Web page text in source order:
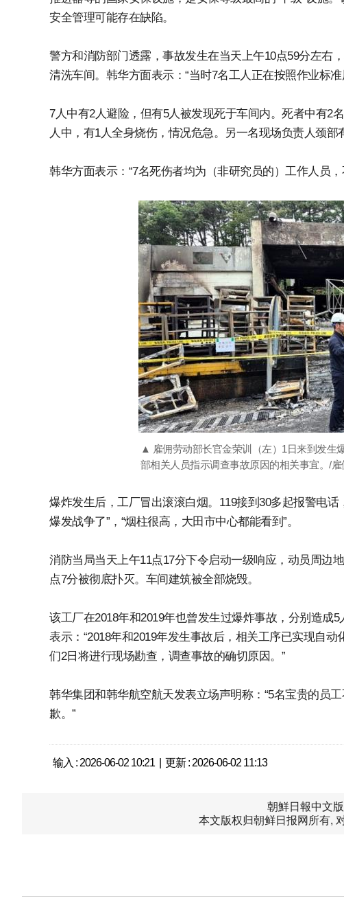
安全管理可能存在缺陷。
警方和消防部门透露，事故发生在当天上午10点59分左右
清洗车间。韩华方面表示：“当时7名工人正在按照作业标
7人中有2人避险，但有5人被发现死于车间内。死者中有2
人中，有1人全身烧伤，情况危急。另一名现场负责人颈部
韩华方面表示：“7名死伤者均为（非研究员的）工作人员
▲ 雇佣劳动部长官金荣训（左）1日来到发生
部相关人员指示调查事故原因的相关事宜。/
爆炸发生后，工厂冒出滚滚白烟。119接到30多起报警电话
爆发战争了”，“烟柱很高，大田市中心都能看到”。
消防当局当天上午11点17分下令启动一级响应，动员周边
点7分被彻底扑灭。车间建筑被全部烧毁。
该工厂在2018年和2019年也曾发生过爆炸事故，分别造成
表示：“2018年和2019年发生事故后，相关工序已实现自
们2日将进行现场勘查，调查事故的确切原因。”
韩华集团和韩华航空航天发表立场声明称：“5名宝贵的员
歉。”
输入 : 2026-06-02 10:21 | 更新 : 2026-06-02 11:13
朝鮮日報中文
本文版权归朝鲜日报网所有,